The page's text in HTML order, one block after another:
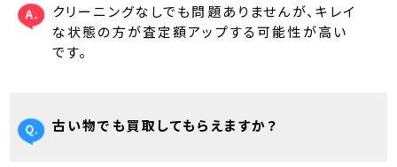
クリーニングなしでも問題ありませんが、キレイ
な状態の方が査定額アップする可能性が高い
です。
古い物でも買取してもらえますか？